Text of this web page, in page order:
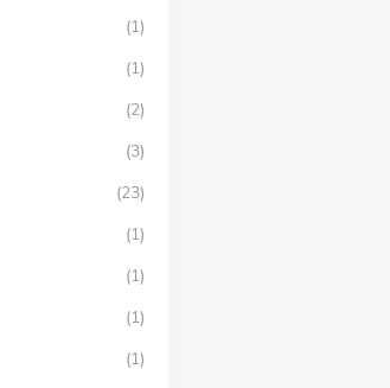
(1)
(1)
(2)
(3)
(23)
(1)
(1)
(1)
(1)